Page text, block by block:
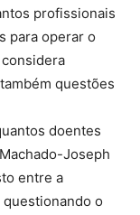
profissionais
para operar o
questões
doentes
Joseph
entre a
o